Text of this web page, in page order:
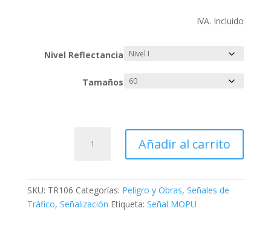
IVA. Incluido
Nivel Reflectancia
Tamaños
a
vehículos
Añadir al carrito
SKU: TR106 Categorías: Peligro y Obras, Señales de
Tráfico, Señalización Etiqueta: Señal MOPU